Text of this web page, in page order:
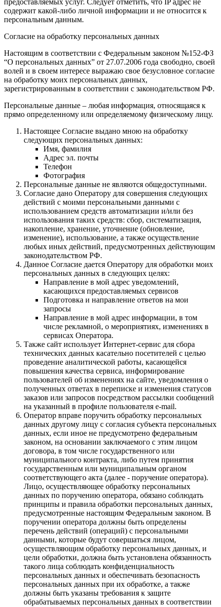
содержит какой-либо личной информации и не относится к
персональным данным.
Согласие на обработку персональных данных
Настоящим в соответствии с Федеральным законом №152-ФЗ
“О персональных данных” от 27.07.2006 года свободно, своей
волей и в своем интересе выражаю свое безусловное согласие
на обработку моих персональных данных,
зарегистрированным в соответствии с законодательством РФ.
Персональные данные – любая информация, относящаяся к
прямо определенному или определяемому физическому лицу.
Настоящее Согласие выдано мною на обработку
следующих персональных данных:
Имя, фамилия
Адрес эл. почты
Телефон
Фотография
Персональные данные не являются общедоступными.
Согласие дано Оператору для совершения следующих
действий с моими персональными данными с
использованием средств автоматизации и/или без
использования таких средств: сбор, систематизация,
накопление, хранение, уточнение (обновление,
изменение), использование, а также осуществление
любых иных действий, предусмотренных действующим
законодательством РФ.
Данное Согласие дается Оператору для обработки моих
персональных данных в следующих целях:
Направление в мой адрес уведомлений,
касающихся предоставляемых сервисов
Подготовка и направление ответов на мои
запросы
Направление в мой адрес информации, в том
числе рекламной, о мероприятиях, изменениях в
сервисах Оператора.
Также сайт использует Интернет-сервис для сбора
технических данных касательно посетителей с целью
проведение аналитической работы, касающейся
повышения качества сервиса, информирование
пользователей об изменениях на сайте, уведомления о
полученных ответах в переписке и изменения статусов
заказов или запросов посредством рассылки сообщений
на указанный в профиле пользователя e-mail.
Оператор вправе поручить обработку персональных
данных другому лицу с согласия субъекта персональных
данных, если иное не предусмотрено федеральным
законом, на основании заключаемого с этим лицом
договора, в том числе государственного или
муниципального контракта, либо путем принятия
государственным или муниципальным органом
соответствующего акта (далее - поручение оператора).
Лицо, осуществляющее обработку персональных
данных по поручению оператора, обязано соблюдать
принципы и правила обработки персональных данных,
предусмотренные настоящим Федеральным законом. В
поручении оператора должны быть определены
перечень действий (операций) с персональными
данными, которые будут совершаться лицом,
осуществляющим обработку персональных данных, и
цели обработки, должна быть установлена обязанность
такого лица соблюдать конфиденциальность
персональных данных и обеспечивать безопасность
персональных данных при их обработке, а также
должны быть указаны требования к защите
обрабатываемых персональных данных в соответствии